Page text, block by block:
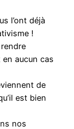
l’ont déjà
!
aucun cas
de
est bien
nos